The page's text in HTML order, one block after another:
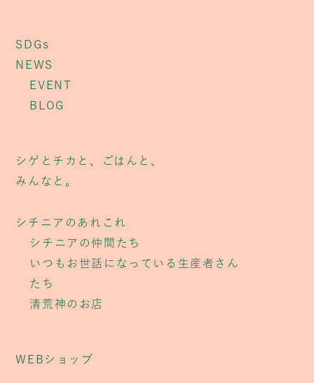
SDGs
NEWS
EVENT
BLOG
シゲとチカと、ごはんと、
みんなと。
シチニアのあれこれ
シチニアの仲間たち
いつもお世話になっている生産者さん
たち
清荒神のお店
WEBショップ